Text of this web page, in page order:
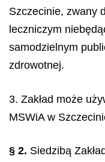
Szczecinie, zwany
leczniczym
samodzielnym
zdrowotnej.
3. Zakład może
MSWiA w
§ 2. Siedzibą